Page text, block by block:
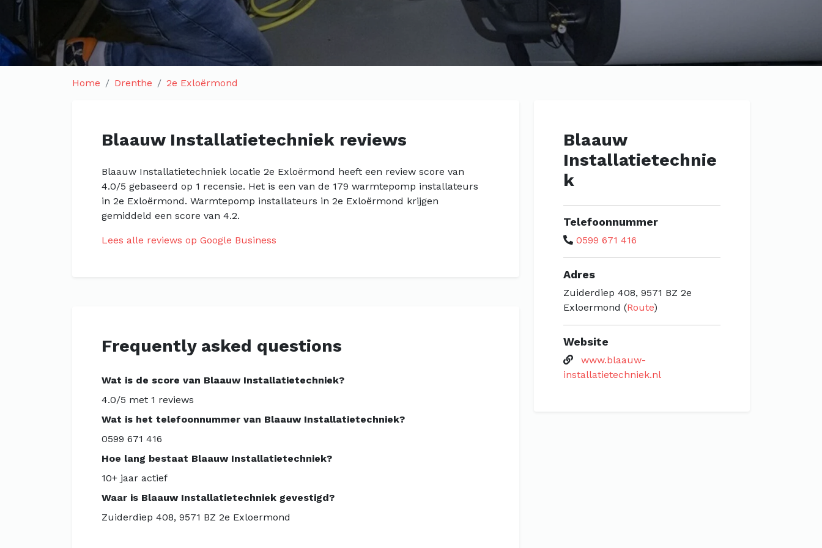
Home Drenthe 2e Exloërmond
Blaauw Installatietechniek reviews
Blaauw Installatietechniek locatie 2e Exloërmond heeft een review score van
4.0/5 gebaseerd op 1 recensie. Het is een van de 179 warmtepomp installateurs
in 2e Exloërmond. Warmtepomp installateurs in 2e Exloërmond krijgen
gemiddeld een score van 4.2.
Lees alle reviews op Google Business
Frequently asked questions
Wat is de score van Blaauw Installatietechniek?
4.0/5 met 1 reviews
Wat is het telefoonnummer van Blaauw Installatietechniek?
0599 671 416
Hoe lang bestaat Blaauw Installatietechniek?
10+ jaar actief
Waar is Blaauw Installatietechniek gevestigd?
Zuiderdiep 408, 9571 BZ 2e Exloermond
Blaauw
Installatietechnie
k
Telefoonnummer
0599 671 416
Adres
Zuiderdiep 408, 9571 BZ 2e
Exloermond (Route)
Website
www.blaauw-
installatietechniek.nl